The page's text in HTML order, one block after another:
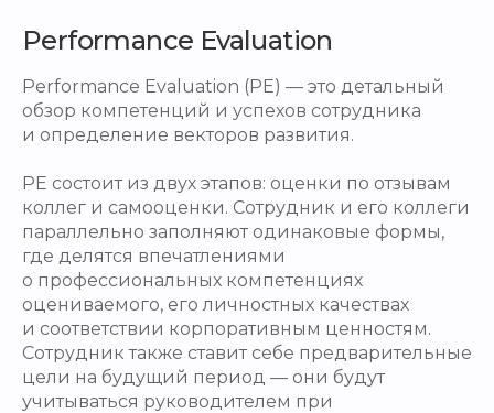
Performance Evaluation
Performance Evaluation (PE) — это детальный
обзор компетенций и успехов сотрудника
и определение векторов развития.
PE состоит из двух этапов: оценки по отзывам
коллег и самооценки. Сотрудник и его коллеги
параллельно заполняют одинаковые формы,
где делятся впечатлениями
о профессиональных компетенциях
оцениваемого, его личностных качествах
и соответствии корпоративным ценностям.
Сотрудник также ставит себе предварительные
цели на будущий период — они будут
учитываться руководителем при